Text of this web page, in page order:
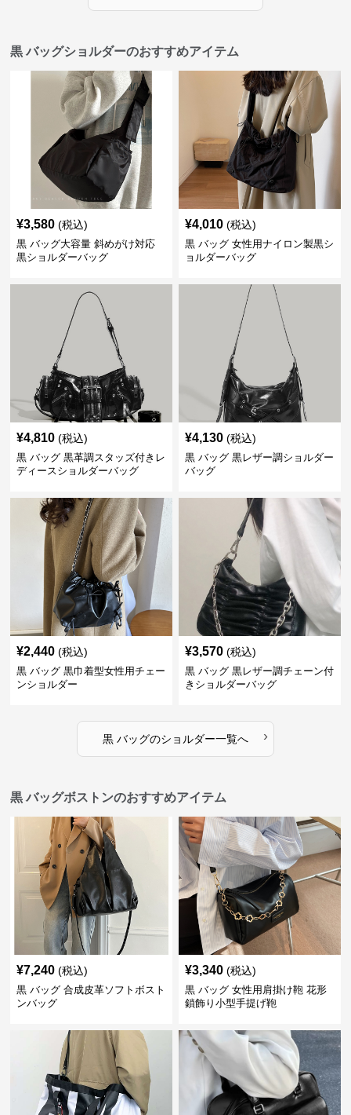
黒 バッグショルダーのおすすめアイテム
¥3,580 (税込)
黒 バッグ大容量 斜めがけ対応
黒ショルダーバッグ
¥4,010 (税込)
黒 バッグ 女性用ナイロン製黒シ
ョルダーバッグ
¥4,810 (税込)
黒 バッグ 黒革調スタッズ付きレ
ディースショルダーバッグ
¥4,130 (税込)
黒 バッグ 黒レザー調ショルダー
バッグ
¥2,440 (税込)
黒 バッグ 黒巾着型女性用チェー
ンショルダー
¥3,570 (税込)
黒 バッグ 黒レザー調チェーン付
きショルダーバッグ
黒 バッグのショルダー一覧へ ›
黒 バッグボストンのおすすめアイテム
¥7,240 (税込)
黒 バッグ 合成皮革ソフトボスト
ンバッグ
¥3,340 (税込)
黒 バッグ 女性用肩掛け鞄 花形
鎖飾り小型手提げ鞄